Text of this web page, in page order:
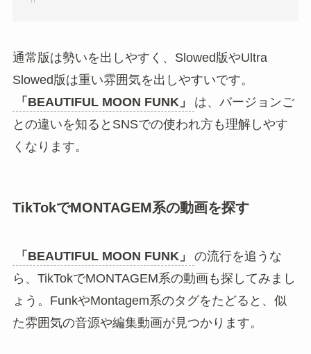
通常版は勢いを出しやすく、Slowed版やUltra
Slowed版は重い雰囲気を出しやすいです。
「BEAUTIFUL MOON FUNK」
は、バージョンご
との違いを知るとSNSでの使われ方も理解しやす
くなります。
TikTokでMONTAGEM系の動画を探す
「BEAUTIFUL MOON FUNK」
の流行を追うな
ら、TikTokでMONTAGEM系の動画も探してみまし
ょう。FunkやMontagem系のタグをたどると、似
た雰囲気の音源や編集動画が見つかります。